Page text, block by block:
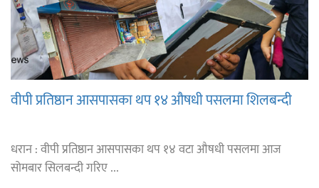
वीपी प्रतिष्ठान आसपासका थप १४ औषधी पसलमा शिलबन्दी
धरान : वीपी प्रतिष्ठान आसपासका थप १४ वटा औषधी पसलमा आज
सोमबार सिलबन्दी गरिए ...